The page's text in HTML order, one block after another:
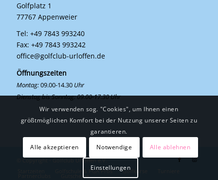
Golfplatz 1
77767 Appenweier
Tel: +49 7843 993240
Fax: +49 7843 993242
office@golfclub-urloffen.de
Öffnungszeiten
Montag:09.00-14.30 Uhr
Dienstag bis Sonntag: 09.00-17.30 Uhr
© Copyright - Golfclub Urloffen e.V.
Golfschule & PGA Pros Golfkurse
Gutscheine
Wir verwenden sog. "Cookies", um Ihnen einen
größtmöglichen Komfort bei der Nutzung unserer Seiten zu
garantieren.
Alle akzeptieren
Notwendige Alle ablehnen
Einstellungen